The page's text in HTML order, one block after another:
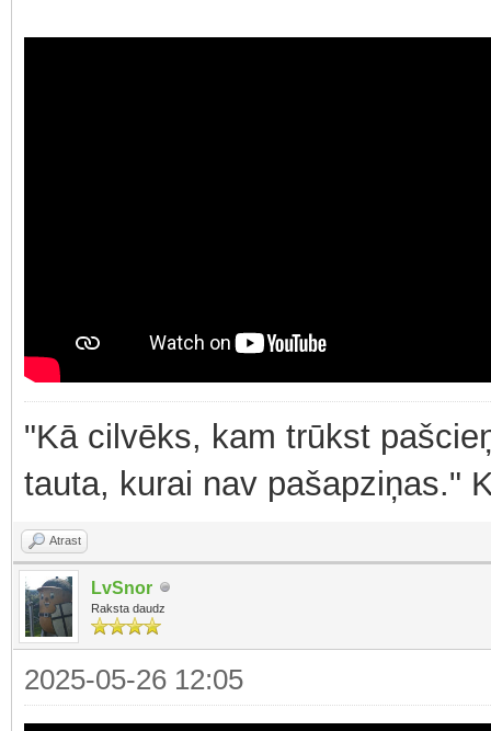
"Kā cilvēks, kam trūkst
tauta, kurai nav pašapziņas."
Atrast
LvSnor
Raksta daudz
2025-05-26 12:05